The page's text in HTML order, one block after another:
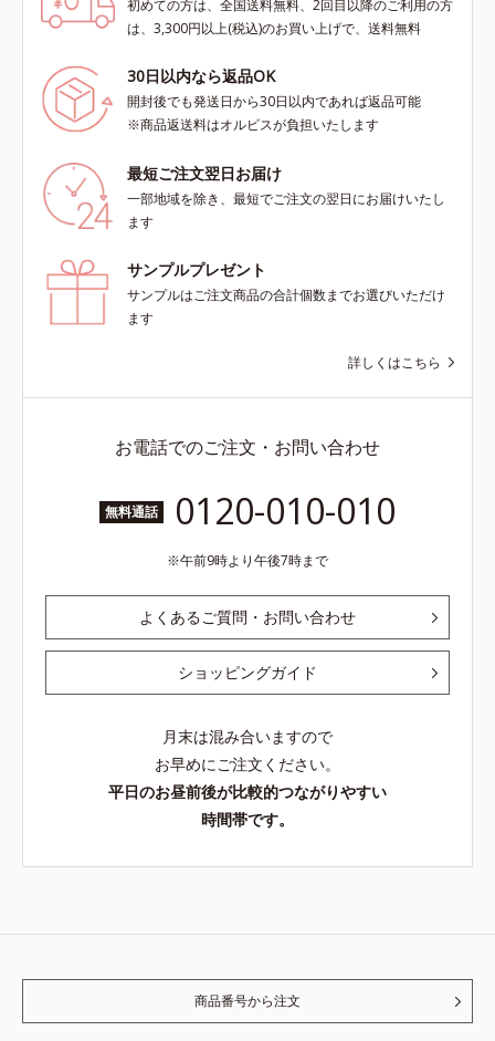
初めての方は、全国送料無料、2回目以降のご利用の方
は、3,300円以上(税込)のお買い上げで、送料無料
30日以内なら返品OK
開封後でも発送日から30日以内であれば返品可能
※商品返送料はオルビスが負担いたします
最短ご注文翌日お届け
一部地域を除き、最短でご注文の翌日にお届けいたし
ます
サンプルプレゼント
サンプルはご注文商品の合計個数までお選びいただけ
ます
詳しくはこちら
お電話でのご注文・お問い合わせ
無料通話 0120-010-010
午前9時より午後7時まで
よくあるご質問・お問い合わせ
ショッピングガイド
月末は混み合いますので
お早めにご注文ください。
平日のお昼前後が比較的つながりやすい
時間帯です。
商品番号から注文